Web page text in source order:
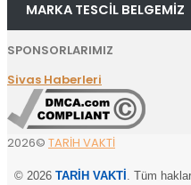
MARKA TESCİL BELGEMİZ
SPONSORLARIMIZ
Sivas Haberleri
2026© TARİH VAKTİ
© 2026 TARİH VAKTİ . Tüm